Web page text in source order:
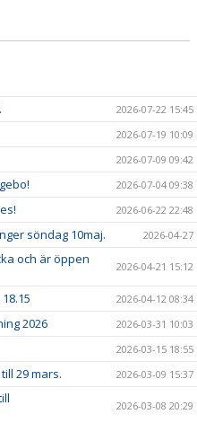
2026-07-22 15:45
2026-07-19 10:09
2026-07-09 09:42
2026-07-04 09:38
2026-06-22 22:48
söndag 10maj. 2026-04-27
och är öppen
2026-04-21 15:12
2026-04-12 08:34
2026 2026-03-31 10:03
2026-03-15 18:55
29 mars. 2026-03-09 15:37
2026-03-08 20:29